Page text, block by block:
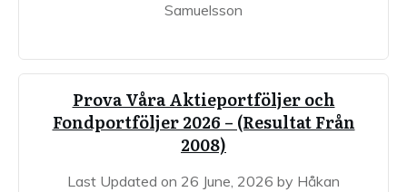
Samuelsson
Prova Våra Aktieportföljer och
Fondportföljer 2026 – (Resultat Från
2008)
Last Updated on 26 June, 2026 by Håkan